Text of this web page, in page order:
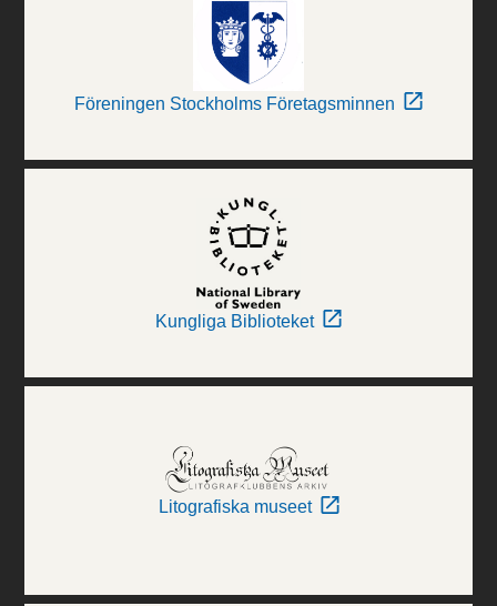
Föreningen Stockholms Företagsminnen
Kungliga Biblioteket
Litografiska museet